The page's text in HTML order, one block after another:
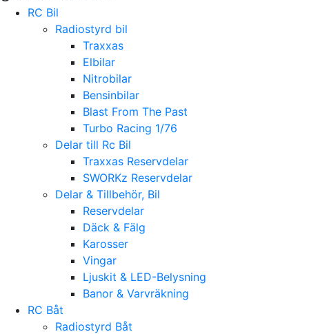
RC Bil
Radiostyrd bil
Traxxas
Elbilar
Nitrobilar
Bensinbilar
Blast From The Past
Turbo Racing 1/76
Delar till Rc Bil
Traxxas Reservdelar
SWORKz Reservdelar
Delar & Tillbehör, Bil
Reservdelar
Däck & Fälg
Karosser
Vingar
Ljuskit & LED-Belysning
Banor & Varvräkning
RC Båt
Radiostyrd Båt